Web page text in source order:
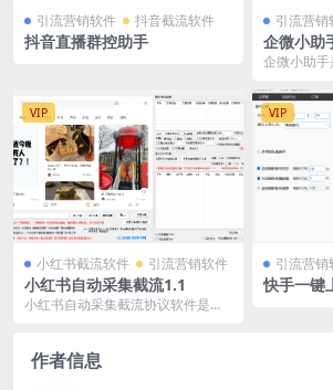
引流营销软件 抖音截流软件
抖音直播群控助手
引流营销
企微小助
理软件，
企微小助手
借其独特
VIP
小红书截流软件 引流营销软件
小红书自动采集截流1.1
小红书自动采集截流协议软件是一
VIP
引流营销
快手一键
作者信息